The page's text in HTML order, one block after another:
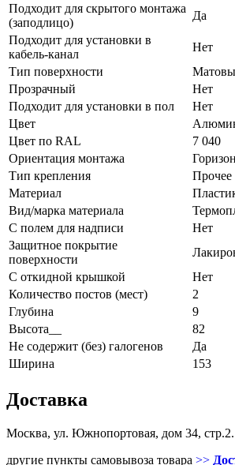
Подходит для скрытого монтажа
(заподлицо)
Да
Подходит для установки в
кабель-канал
Нет
Тип поверхности
Прозрачный
Нет
Подходит для установки в пол
Нет
Цвет
Цвет по RAL
7 040
Ориентация монтажа
Тип крепления
Прочее
Материал
Вид/марка материала
С полем для надписи
Нет
Защитное покрытие
поверхности
С откидной крышкой
Нет
Количество постов (мест)
2
Глубина
9
Высота__
82
Не содержит (без) галогенов
Да
Ширина
153
Доставка
Москва, ул. Южнопортовая, дом 34, стр.2.
другие пункты самовывоза товара >>